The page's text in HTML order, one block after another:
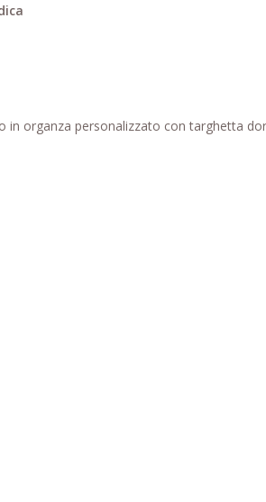
in organza personalizzato con targhetta